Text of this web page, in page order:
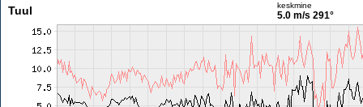
Tuul keskmine
5.0 m/s 291°